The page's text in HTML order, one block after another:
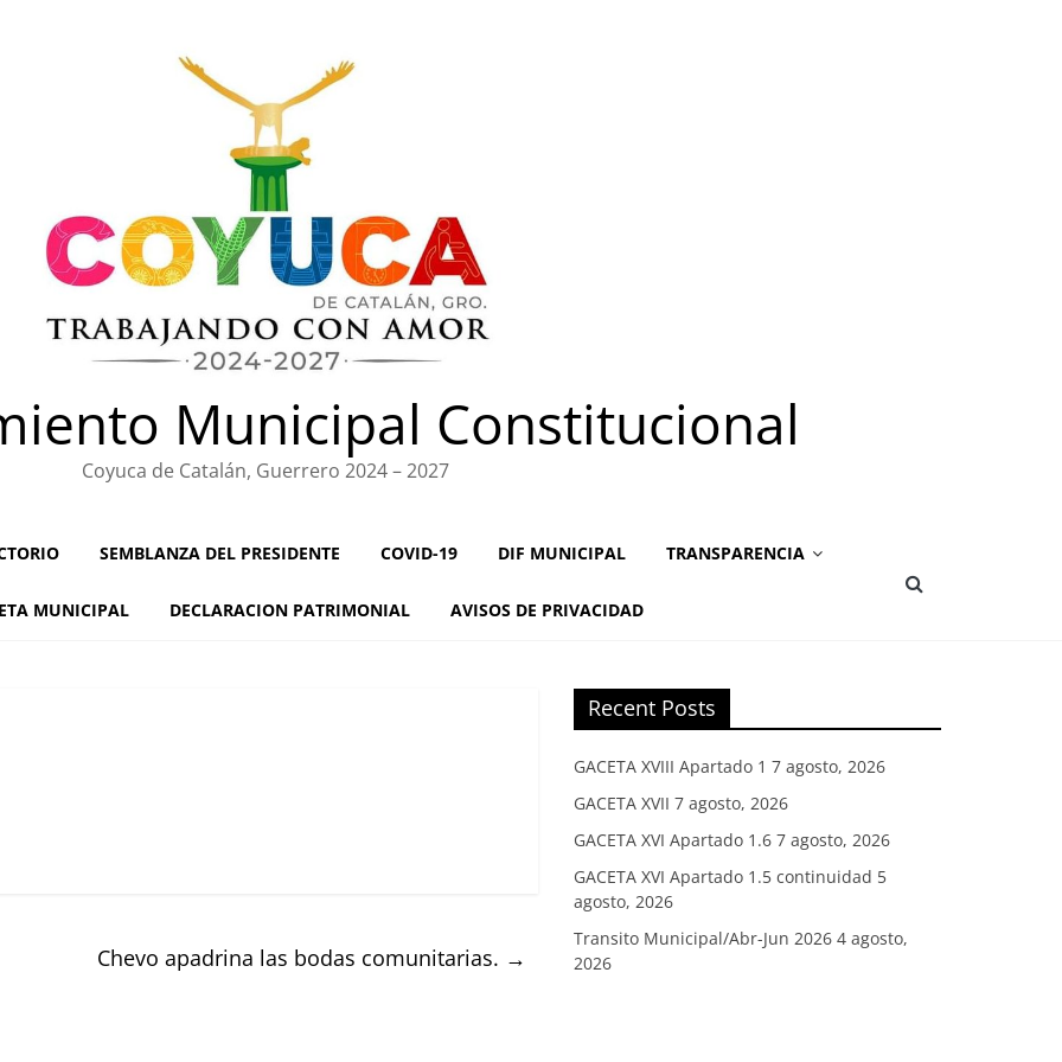
Municipal Constitucional
Coyuca de Catalán, Guerrero 2024 – 2027
SEMBLANZA DEL PRESIDENTE COVID-19 DIF MUNICIPAL TRANSPARENCIA
MUNICIPAL DECLARACION PATRIMONIAL AVISOS DE PRIVACIDAD
Chevo apadrina las bodas comunitarias. →
Recent Posts
GACETA XVIII Apartado 1 7 agosto, 2026
GACETA XVII 7 agosto, 2026
GACETA XVI Apartado 1.6 7 agosto, 2026
GACETA XVI Apartado 1.5 continuidad 5
agosto, 2026
Transito Municipal/Abr-Jun 2026 4 agosto,
2026